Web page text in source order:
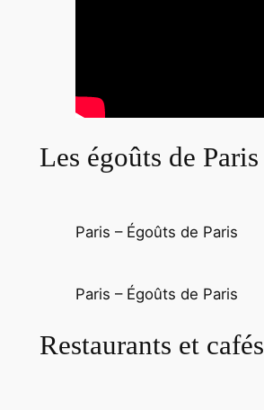
Les égoûts de Paris
Paris – Égoûts de Paris
Paris – Égoûts de Paris
Restaurants et cafés